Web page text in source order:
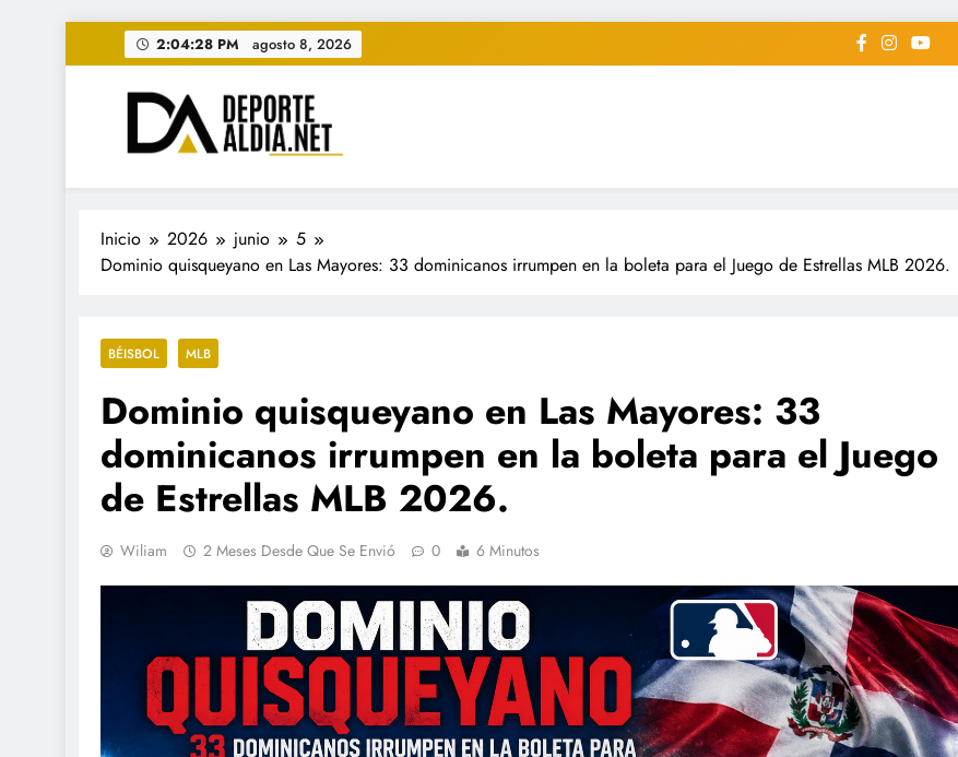
al
contenido
2:04:30 PM agosto 8, 2026
• DEPORTE AL DIA • "Periodico Deportivo Digital"
www.deportealdia.net #deportealdia #deportealdiard #deportealdiaperiodico
Inicio 2026 junio
5
Dominio quisqueyano en Las Mayores: 33 dominicanos irrumpen en la boleta para el Juego de Estrellas MLB 2026.
BÉISBOL MLB
Dominio quisqueyano en Las Mayores: 33
dominicanos irrumpen en la boleta para el Juego
de Estrellas MLB 2026.
Wiliam 2 Meses Desde Que Se Envió 0 6 Minutos